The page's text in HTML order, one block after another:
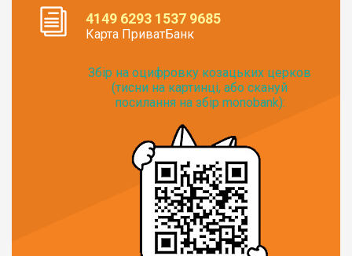
4149 6293 1537 9685
Карта ПриватБанк
Збір на оцифровку козацьких церков
(тисни на картинці, або скануй
посилання на збір monobank):